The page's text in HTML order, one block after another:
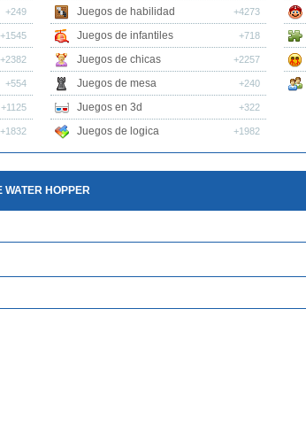
+249
+1545
+2382
+554
+1125
+1832
Juegos de habilidad +4273
Juegos de infantiles +718
Juegos de chicas +2257
Juegos de mesa +240
Juegos en 3d +322
Juegos de logica +1982
WATER HOPPER